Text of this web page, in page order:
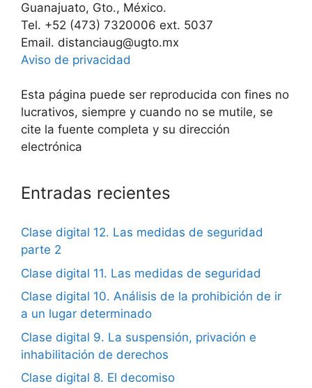
Guanajuato, Gto., México.
Tel. +52 (473) 7320006 ext. 5037
Email. distanciaug@ugto.mx
Aviso de privacidad
Esta página puede ser reproducida con fines no
lucrativos, siempre y cuando no se mutile, se
cite la fuente completa y su dirección
electrónica
Entradas recientes
Clase digital 12. Las medidas de seguridad
parte 2
Clase digital 11. Las medidas de seguridad
Clase digital 10. Análisis de la prohibición de ir
a un lugar determinado
Clase digital 9. La suspensión, privación e
inhabilitación de derechos
Clase digital 8. El decomiso